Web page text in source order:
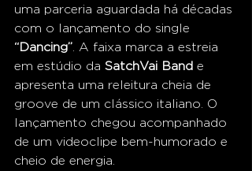
uma parceria aguardada há décadas
com o lançamento do single
“Dancing” . A faixa marca a estreia
em estúdio da SatchVai Band e
apresenta uma releitura cheia de
groove de um clássico italiano. O
lançamento chegou acompanhado
de um videoclipe bem-humorado e
cheio de energia.